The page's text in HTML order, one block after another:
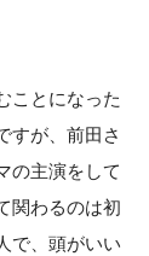
ことになった
すが、前田さ
の主演をして
関わるのは初
で、頭がいい